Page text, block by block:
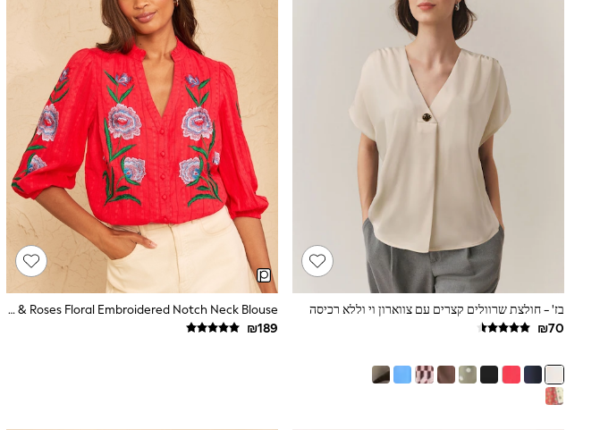
Multipack Sleepsuits
Multipack Socks & Tights
Multipack Underwear
All Underwear
New In
Pyjamas
Thermals
Sleepsuits
Socks & Tights
All T-Shirts
Long Sleeve
Short Sleeve
Printed T-Shirts
Plain T-Shirts
Multipacks
Top & Short Sets
Top & Legging Sets
Dungaree Sets
Tracksuits
Monsoon
בז' - חולצת שרוולים קצרים עם צווארון וי וללא רכיסה
Love & Roses Floral Embroidered Notch Neck Blouse